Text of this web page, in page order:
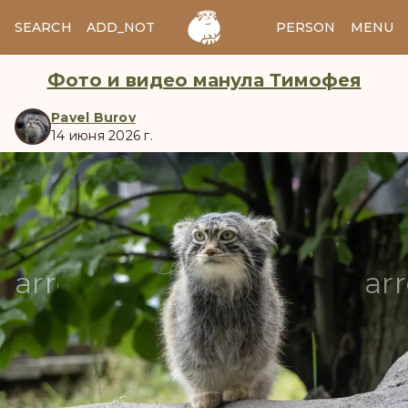
SEARCH ADD_NOTES ADD_IMAGE PERSON MENU
Фото и видео манула Тимофея
Pavel Burov
14 июня 2026 г.
manul
arrow_back